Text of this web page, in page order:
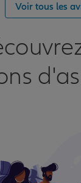
Voir tous les